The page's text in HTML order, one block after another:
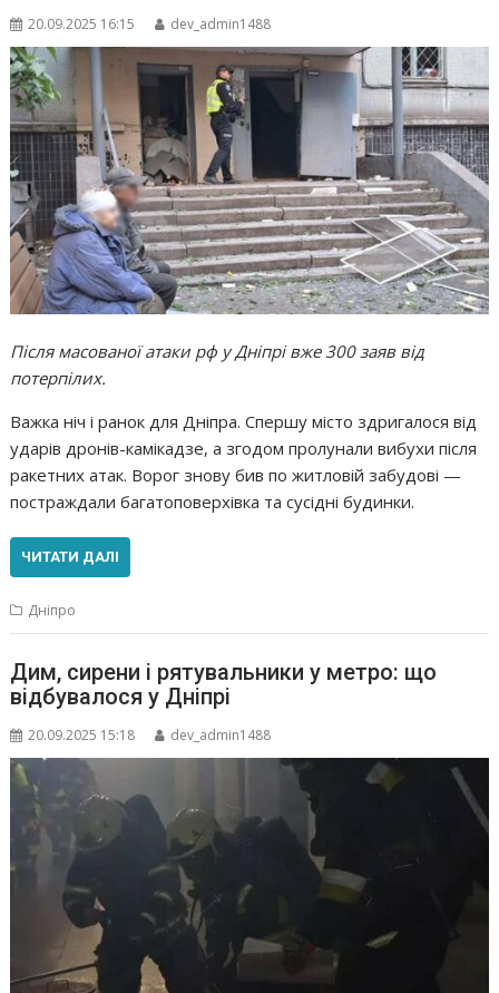
20.09.2025 16:15 dev_admin1488
Після масованої атаки рф у Дніпрі вже 300 заяв від
потерпілих.
Важка ніч і ранок для Дніпра. Спершу місто здригалося від
ударів дронів-камікадзе, а згодом пролунали вибухи після
ракетних атак. Ворог знову бив по житловій забудові —
постраждали багатоповерхівка та сусідні будинки.
ЧИТАТИ ДАЛІ
Дніпро
Дим, сирени і рятувальники у метро: що
відбувалося у Дніпрі
20.09.2025 15:18 dev_admin1488